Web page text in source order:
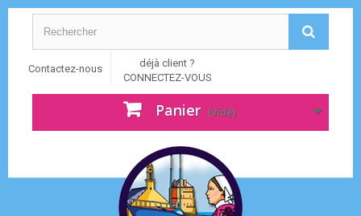
Contactez-nous
déjà client ?
CONNECTEZ-VOUS
Panier (vide)